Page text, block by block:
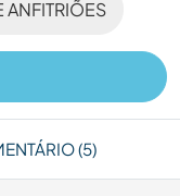
ANFITRIÕES
(5)